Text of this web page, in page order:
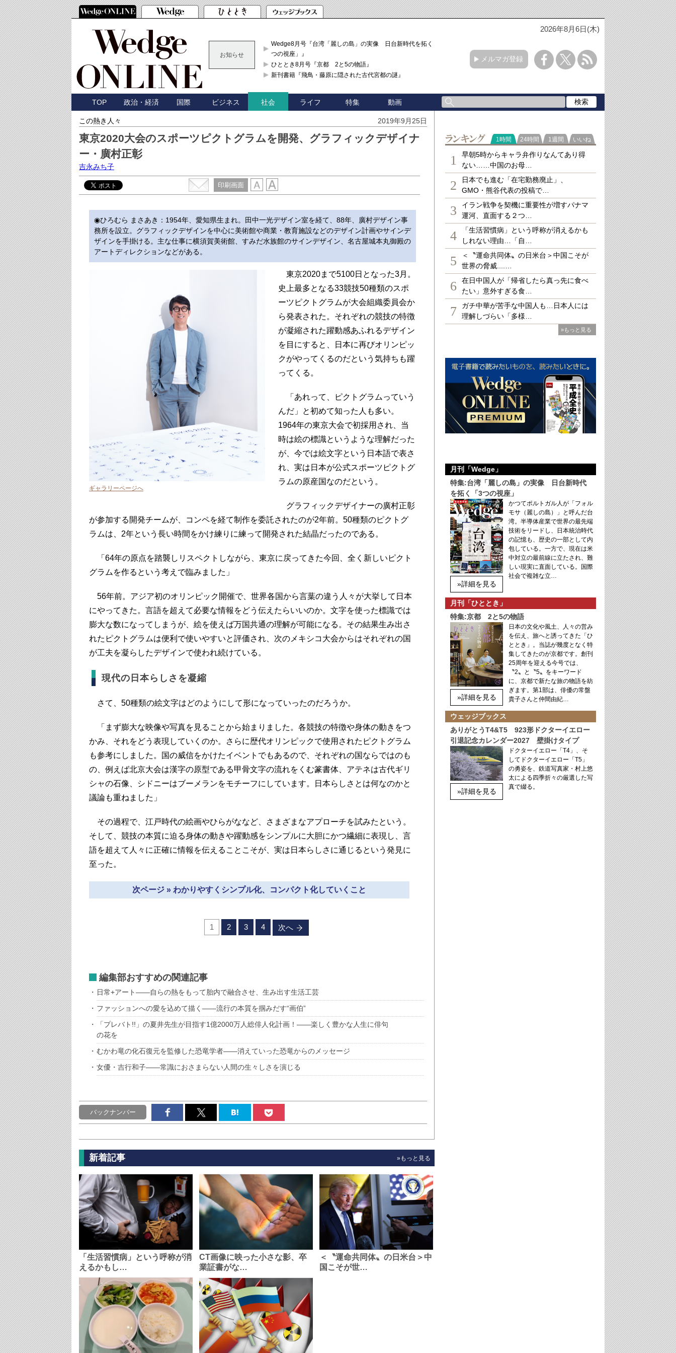
2026年8月6日(木)
お知らせ
Wedge8月号『台湾「麗しの島」の実像 日台新時代を拓く「3
つの視座」』
ひととき8月号『京都 2と5の物語』
新刊書籍『飛鳥・藤原に隠された古代宮都の謎』
メルマガ登録
TOP 政治・経済 国際 ビジネス 社会 ライフ 特集 動画
この熱き人々 2019年9月25日
東京2020大会のスポーツピクトグラムを開発、グラフィックデザイナ
ー・廣村正彰
吉永みち子
印刷画面
◉ひろむら まさあき ：1954年、愛知県生まれ。田中一光デザイン室を経て、88年、廣村デザイン事
務所を設立。グラフィックデザインを中心に美術館や商業・教育施設などのデザイン計画やサインデ
ザインを手掛ける。主な仕事に横須賀美術館、すみだ水族館のサインデザイン、名古屋城本丸御殿の
アートディレクションなどがある。
ギャラリーページへ
東京2020まで5100日となった3月。
史上最多となる33競技50種類のスポ
ーツピクトグラムが大会組織委員会か
ら発表された。それぞれの競技の特徴
が凝縮された躍動感あふれるデザイン
を目にすると、日本に再びオリンピッ
クがやってくるのだという気持ちも躍
ってくる。
「あれって、ピクトグラムっていう
んだ」と初めて知った人も多い。
1964年の東京大会で初採用され、当
時は絵の標識というような理解だった
が、今では絵文字という日本語で表さ
れ、実は日本が公式スポーツピクトグ
ラムの原産国なのだという。
グラフィックデザイナーの廣村正彰
が参加する開発チームが、コンペを経て制作を委託されたのが2年前。50種類のピクトグ
ラムは、2年という長い時間をかけ練りに練って開発された結晶だったのである。
「64年の原点を踏襲しリスペクトしながら、東京に戻ってきた今回、全く新しいピクト
グラムを作るという考えで臨みました」
56年前。アジア初のオリンピック開催で、世界各国から言葉の違う人々が大挙して日本
にやってきた。言語を超えて必要な情報をどう伝えたらいいのか。文字を使った標識では
膨大な数になってしまうが、絵を使えば万国共通の理解が可能になる。その結果生み出さ
れたピクトグラムは便利で使いやすいと評価され、次のメキシコ大会からはそれぞれの国
が工夫を凝らしたデザインで使われ続けている。
現代の日本らしさを凝縮
さて、50種類の絵文字はどのようにして形になっていったのだろうか。
「まず膨大な映像や写真を見ることから始まりました。各競技の特徴や身体の動きをつ
かみ、それをどう表現していくのか。さらに歴代オリンピックで使用されたピクトグラム
も参考にしました。国の威信をかけたイベントでもあるので、それぞれの国ならではのも
の、例えば北京大会は漢字の原型である甲骨文字の流れをくむ篆書体、アテネは古代ギリ
シャの石像、シドニーはブーメランをモチーフにしています。日本らしさとは何なのかと
議論も重ねました」
その過程で、江戸時代の絵画やひらがななど、さまざまなアプローチを試みたという。
そして、競技の本質に迫る身体の動きや躍動感をシンプルに大胆にかつ繊細に表現し、言
語を超えて人々に正確に情報を伝えることこそが、実は日本らしさに通じるという発見に
至った。
次ページ » わかりやすくシンプル化、コンパクト化していくこと
1 2 3 4 次へ
編集部おすすめの関連記事
日常+アート――自らの熱をもって胎内で融合させ、生み出す生活工芸
ファッションへの愛を込めて描く――流行の本質を掴みだす“画伯”
「プレバト!!」の夏井先生が目指す1億2000万人総俳人化計画！――楽しく豊かな人生に俳句
の花を
むかわ竜の化石復元を監修した恐竜学者――消えていった恐竜からのメッセージ
女優・吉行和子――常識におさまらない人間の生々しさを演じる
バックナンバー
新着記事 »もっと見る
「生活習慣病」という呼称が消
えるかもし…
CT画像に映った小さな影、卒
業証書がな…
＜〝運命共同体〟の日米台＞中
国こそが世…
ランキング
1時間 24時間 1週間 いいね
1
早朝5時からキャラ弁作りなんてあり得
ない……中国のお母…
2
日本でも進む「在宅勤務廃止」、
GMO・熊谷代表の投稿で…
3
イラン戦争を契機に重要性が増すパナマ
運河、直面する２つ…
4
「生活習慣病」という呼称が消えるかも
しれない理由…「自…
5
＜〝運命共同体〟の日米台＞中国こそが
世界の脅威....…
6
在日中国人が「帰省したら真っ先に食べ
たい」意外すぎる食…
7
ガチ中華が苦手な中国人も…日本人には
理解しづらい「多様…
»もっと見る
月刊「Wedge」
特集:台湾「麗しの島」の実像 日台新時代
を拓く「3つの視座」
»詳細を見る
かつてポルトガル人が「フォル
モサ（麗しの島）」と呼んだ台
湾。半導体産業で世界の最先端
技術をリードし、日本統治時代
の記憶も、歴史の一部として内
包している。一方で、現在は米
中対立の最前線に立たされ、難
しい現実に直面している。国際
社会で複雑な立…
月刊「ひととき」
特集:京都 2と5の物語
»詳細を見る
日本の文化や風土、人々の営み
を伝え、旅へと誘ってきた「ひ
ととき」。当誌が幾度となく特
集してきたのが京都です。創刊
25周年を迎える今号では、
〝2〟と〝5〟をキーワード
に、京都で新たな旅の物語を紡
ぎます。第1部は、俳優の常盤
貴子さんと仲間由紀…
ウェッジブックス
ありがとうT4&T5 923形ドクターイエロー
引退記念カレンダー2027 壁掛けタイプ
»詳細を見る
ドクターイエロー「T4」、そ
してドクターイエロー「T5」
の勇姿を、鉄道写真家・村上悠
太による四季折々の厳選した写
真で綴る。